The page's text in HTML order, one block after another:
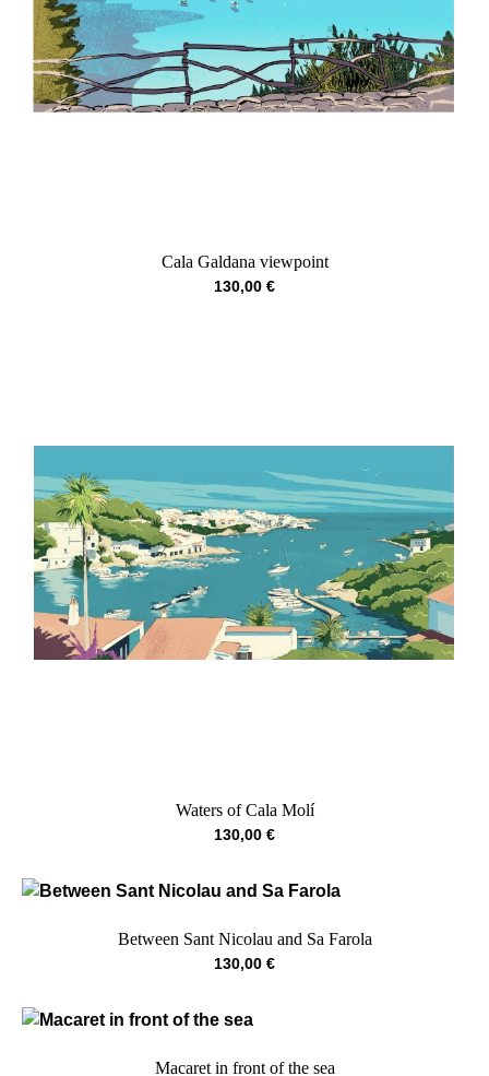
Cala Galdana viewpoint
130,00 €
Waters of Cala Molí
130,00 €
Between Sant Nicolau and Sa Farola
130,00 €
Macaret in front of the sea